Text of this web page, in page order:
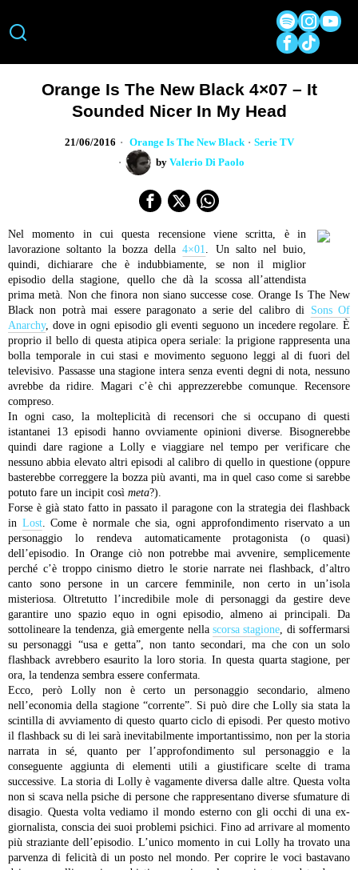
Orange Is The New Black 4×07 – It
Sounded Nicer In My Head
21/06/2016 Orange Is The New Black · Serie TV
by Valerio Di Paolo
Nel momento in cui questa recensione viene scritta, è in
lavorazione soltanto la bozza della4×01. Un salto nel buio,
quindi, dichiarare che è indubbiamente, se non il miglior
episodio della stagione, quello che dà la scossa all’attendista
prima metà. Non che finora non siano successe cose. Orange Is The New
Black non potrà mai essere paragonato a serie del calibro di Sons Of
Anarchy, dove in ogni episodio gli eventi seguono un incedere regolare. È
proprio il bello di questa atipica opera seriale: la prigione rappresenta una
bolla temporale in cui stasi e movimento seguono leggi al di fuori del
televisivo. Passasse una stagione intera senza eventi degni di nota, nessuno
avrebbe da ridire. Magari c’è chi apprezzerebbe comunque. Recensore
compreso.
In ogni caso, la molteplicità di recensori che si occupano di questi
istantanei 13 episodi hanno ovviamente opinioni diverse. Bisognerebbe
quindi dare ragione a Lolly e viaggiare nel tempo per verificare che
nessuno abbia elevato altri episodi al calibro di quello in questione (oppure
basterebbe correggere la bozza più avanti, ma in quel caso come si sarebbe
potuto fare un incipit così meta?).
Forse è già stato fatto in passato il paragone con la strategia dei flashback
in Lost. Come è normale che sia, ogni approfondimento riservato a un
personaggio lo rendeva automaticamente protagonista (o quasi)
dell’episodio. In Orange ciò non potrebbe mai avvenire, semplicemente
perché c’è troppo cinismo dietro le storie narrate nei flashback, d’altro
canto sono persone in un carcere femminile, non certo in un’isola
misteriosa. Oltretutto l’incredibile mole di personaggi da gestire deve
garantire uno spazio equo in ogni episodio, almeno ai principali. Da
sottolineare la tendenza, già emergente nella scorsa stagione, di soffermarsi
su personaggi “usa e getta”, non tanto secondari, ma che con un solo
flashback avrebbero esaurito la loro storia. In questa quarta stagione, per
ora, la tendenza sembra essere confermata.
Ecco, però Lolly non è certo un personaggio secondario, almeno
nell’economia della stagione “corrente”. Si può dire che Lolly sia stata la
scintilla di avviamento di questo quarto ciclo di episodi. Per questo motivo
il flashback su di lei sarà inevitabilmente importantissimo, non per la storia
narrata in sé, quanto per l’approfondimento sul personaggio e la
conseguente aggiunta di elementi utili a giustificare scelte di trama
successive. La storia di Lolly è vagamente diversa dalle altre. Questa volta
non si scava nella psiche di persone che rappresentano diverse sfumature di
disagio. Questa volta vediamo il mondo esterno con gli occhi di una ex-
giornalista, conscia dei suoi problemi psichici. Fino ad arrivare al momento
più straziante dell’episodio. L’unico momento in cui Lolly ha trovato una
parvenza di felicità di un posto nel mondo. Per coprire le voci bastavano